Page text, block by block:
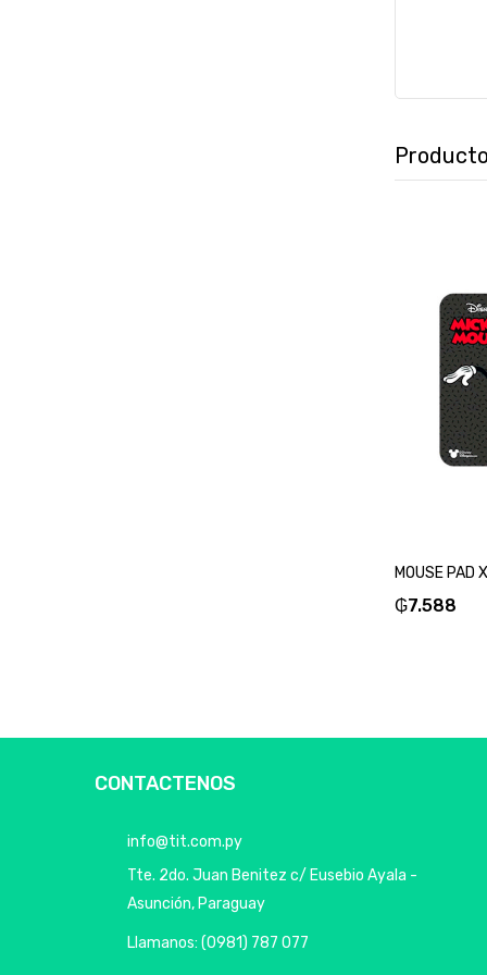
₲7.588
CONTACTENOS
info@tit.com.py
Tte. 2do. Juan Benitez c/ Eusebio Ayala -
Asunción, Paraguay
Llamanos: (0981) 787 077